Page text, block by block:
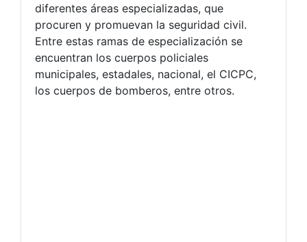
diferentes áreas especializadas, que
procuren y promuevan la seguridad civil.
Entre estas ramas de especialización se
encuentran los cuerpos policiales
municipales, estadales, nacional, el CICPC,
los cuerpos de bomberos, entre otros.